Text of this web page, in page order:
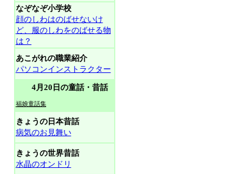
なぞなぞ小学校
顔のしわはのばせないけ
ど、服のしわをのばせる物
は？
あこがれの職業紹介
パソコンインストラクター
4月20日の童話・昔話
福娘童話集
きょうの日本昔話
病気のお見舞い
きょうの世界昔話
水晶のオンドリ